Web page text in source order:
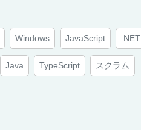
Windows JavaScript .NET
Java TypeScript スクラム